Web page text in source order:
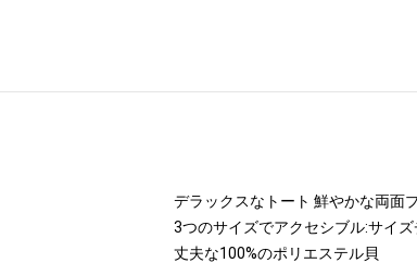
デラックスなトート 鮮やかな両面
3つのサイズでアクセシブル:サイ
丈夫な100%のポリエステル貝